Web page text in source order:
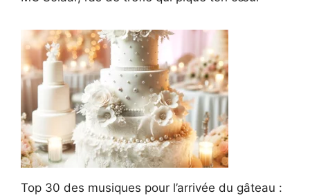
Top 30 des musiques pour l’arrivée du gâteau :